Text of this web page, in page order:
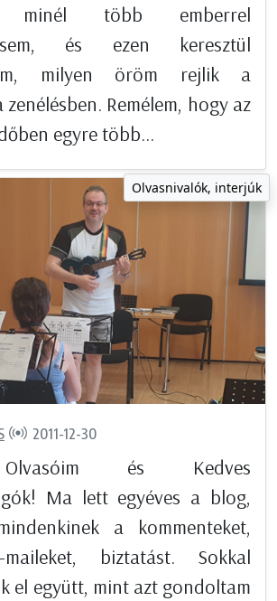
minél több emberrel
és ezen keresztül
milyen öröm rejlik a
zenélésben. Remélem, hogy az
egyre több...
Olvasnivalók, interjúk
2011-12-30
és Kedves
Ma lett egyéves a blog,
a kommenteket,
biztatást. Sokkal
el együtt, mint azt gondoltam